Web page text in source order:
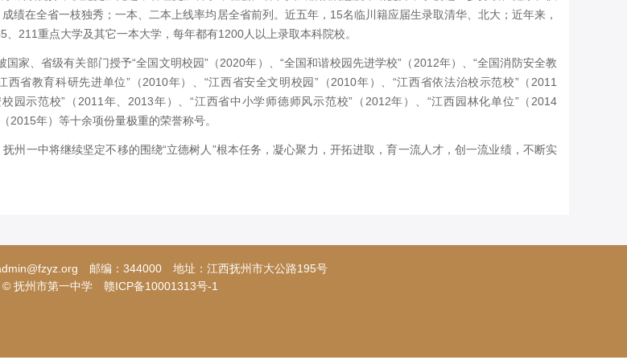
绩在全省一枝独秀；一本、二本上线率均居全省前列。近五年，15名临川籍应届生录取清华、北大；近年来，
211重点大学及其它一本大学，每年都有1200人以上录取本科院校。
、省级有关部门授予“全国文明校园”（2020年）、“全国和谐校园先进学校”（2012年）、“全国消防安全教
西省教育科研先进单位”（2010年）、“江西省安全文明校园”（2010年）、“江西省依法治校示范校”（2011
园示范校”（2011年、2013年）、“江西省中小学师德师风示范校”（2012年）、“江西园林化单位”（2014
2015年）等十余项份量极重的荣誉称号。
一中将继续坚定不移的围绕“立德树人”根本任务，凝心聚力，开拓进取，育一流人才，创一流业绩，不断实
邮编：344000 地址：江西抚州市大公路195号
© 抚州市第一中学 赣ICP备10001313号-1